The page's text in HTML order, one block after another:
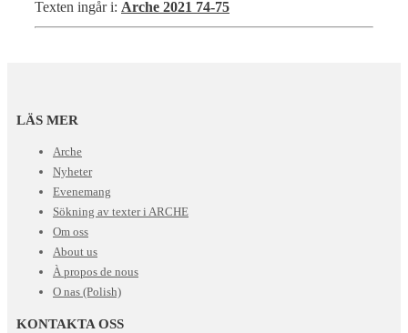
Texten ingår i: Arche 2021 74-75
LÄS MER
Arche
Nyheter
Evenemang
Sökning av texter i ARCHE
Om oss
About us
À propos de nous
O nas (Polish)
KONTAKTA OSS